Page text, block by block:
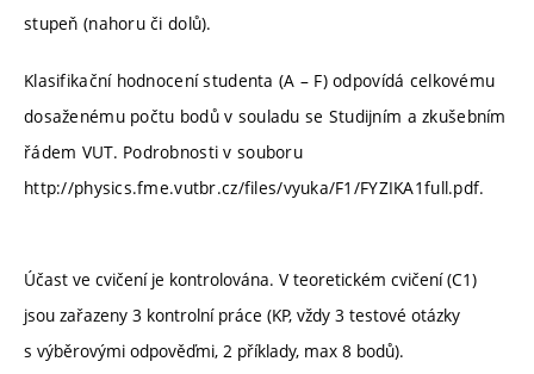
stupeň (nahoru či dolů).
Klasifikační hodnocení studenta (A – F) odpovídá celkovému
dosaženému počtu bodů v souladu se Studijním a zkušebním
řádem VUT. Podrobnosti v souboru
http://physics.fme.vutbr.cz/files/vyuka/F1/FYZIKA1full.pdf.
Účast ve cvičení je kontrolována. V teoretickém cvičení (C1)
jsou zařazeny 3 kontrolní práce (KP, vždy 3 testové otázky
s výběrovými odpověďmi, 2 příklady, max 8 bodů).